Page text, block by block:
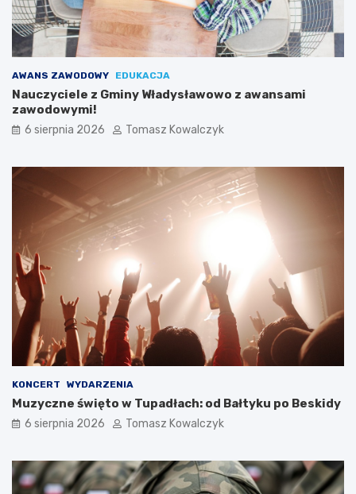
AWANS ZAWODOWY EDUKACJA
Nauczyciele z Gminy Władysławowo z awansami
zawodowymi!
6 sierpnia 2026 Tomasz Kowalczyk
KONCERT WYDARZENIA
Muzyczne święto w Tupadłach: od Bałtyku po Beskidy
6 sierpnia 2026 Tomasz Kowalczyk